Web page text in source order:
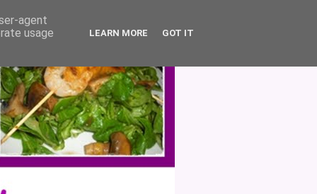
agent
usage
LEARN MORE GOT IT